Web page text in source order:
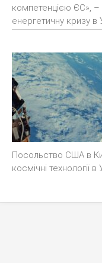
компетенцією ЄС», –
енергетичну кризу в
Посольство США в
космічні технології в